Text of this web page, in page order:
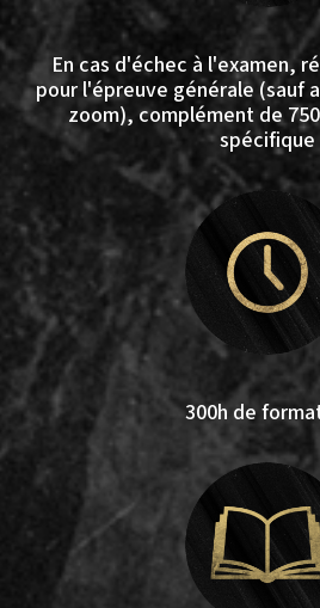
En cas d'échec à l'examen,
pour l'épreuve générale (sauf
zoom), complément de
spécifique
300h de